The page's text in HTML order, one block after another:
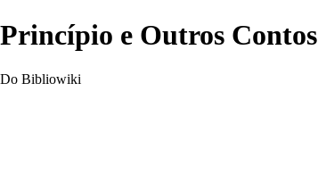
Princípio e Outros
Do Bibliowiki